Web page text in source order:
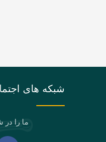
شبکه های
ما را در